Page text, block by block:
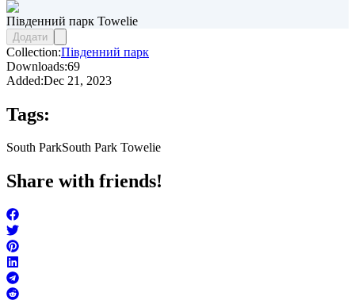
Південний парк Towelie
Додати
Collection:Південний парк
Downloads:69
Added:Dec 21, 2023
Tags:
South ParkSouth Park Towelie
Share with friends!